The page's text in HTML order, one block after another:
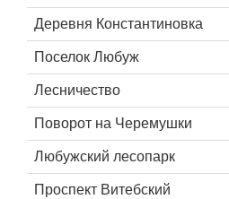
Деревня Константиновка
Поселок Любуж
Лесничество
Поворот на Черемушки
Любужский лесопарк
Проспект Витебский